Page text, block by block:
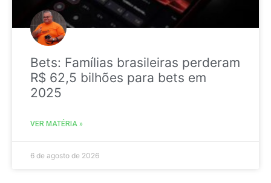
Bets: Famílias brasileiras perderam
R$ 62,5 bilhões para bets em
2025
VER MATÉRIA »
6 de agosto de 2026